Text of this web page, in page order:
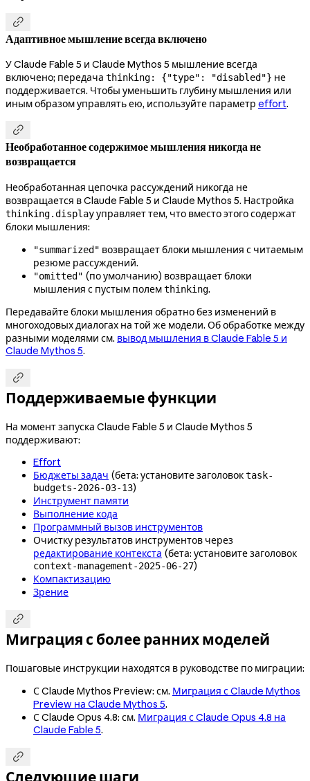

Адаптивное мышление всегда включено
У Claude Fable 5 и Claude Mythos 5 мышление всегда
включено; передача thinking: {"type": "disabled"} не
поддерживается. Чтобы уменьшить глубину мышления или
иным образом управлять ею, используйте параметр effort.

Необработанное содержимое мышления никогда не
возвращается
Необработанная цепочка рассуждений никогда не
возвращается в Claude Fable 5 и Claude Mythos 5. Настройка
thinking.displayуправляет тем, что вместо этого содержат
блоки мышления:
"summarized" возвращает блоки мышления с читаемым
резюме рассуждений.
"omitted" (по умолчанию) возвращает блоки
мышления с пустым полемthinking.
Передавайте блоки мышления обратно без изменений в
многоходовых диалогах на той же модели. Об обработке между
разными моделями см. вывод мышления в Claude Fable 5 и
Claude Mythos 5.

Поддерживаемые функции
На момент запуска Claude Fable 5 и Claude Mythos 5
поддерживают:
Effort
Бюджеты задач (бета: установите заголовокtask-
budgets-2026-03-13)
Инструмент памяти
Выполнение кода
Программный вызов инструментов
Очистку результатов инструментов через
редактирование контекста (бета: установите заголовок
context-management-2025-06-27)
Компактизацию
Зрение

Миграция с более ранних моделей
Пошаговые инструкции находятся в руководстве по миграции:
С Claude Mythos Preview: см. Миграция с Claude Mythos
Preview на Claude Mythos 5.
С Claude Opus 4.8: см. Миграция с Claude Opus 4.8 на
Claude Fable 5.

Следующие шаги